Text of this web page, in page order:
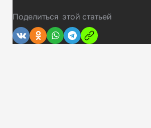
Поделиться этой статьей